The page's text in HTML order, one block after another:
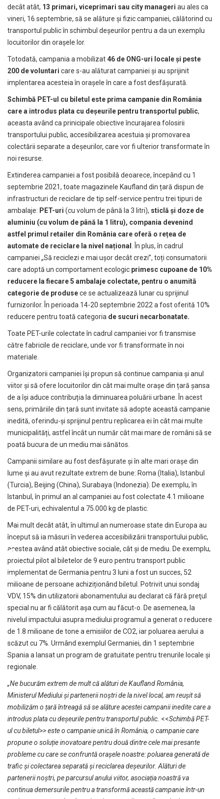
decât atât, 13 primari, viceprimari sau city manageri au ales ca
vineri, 16 septembrie, să se alăture și fizic campaniei, călătorind cu
transportul public în schimbul deșeurilor pentru a da un exemplu
locuitorilor din orașele lor.
Totodată, campania a mobilizat46 de ONG-uri locale și peste
200 de voluntari care s-au alăturat campaniei și au sprijinit
implentarea acesteia în orașele în care a fost desfășurată.
Schimbă PET-ul cu biletul este prima campanie din România
care a introdus plata cu deşeurile pentru transportul public,
aceasta având ca prinicipale obiective încurajarea folosirii
transportului public, accesibilizarea acestuia și promovarea
colectării separate a deșeurilor, care vor fi ulterior transformate în
noi resurse.
Extinderea campaniei a fost posibilă deoarece, începând cu 1
septembrie 2021, toate magazinele Kaufland din țară dispun de
infrastructuri de reciclare de tip self-service pentru trei tipuri de
ambalaje: PET-uri (cu volum de până la 3 litri), sticlă și doze de
aluminiu (cu volum de până la 1 litru), compania devenind
astfel primul retailer din România care oferă o rețea de
automate de reciclare la nivel național . În plus, în cadrul
campaniei „Să reciclezi e mai ușor decât crezi”, toți consumatorii
care adoptă un comportament ecologic primesc cupoane de 10%
reducere la fiecare 5 ambalaje colectate, pentru o anumită
categorie de produsece se actualizează lunar cu sprijinul
furnizorilor. În perioada 14-20 septembrie 2022 a fost oferită 10%
reducere pentru toată categoria de sucuri necarbonatate.
Toate PET-urile colectate în cadrul campaniei vor fi transmise
către fabricile de reciclare, unde vor fi transformate în noi
materiale.
Organizatorii campaniei își propun să continue campania și anul
viitor și să ofere locuitorilor din cât mai multe orașe din țară șansa
de a își aduce contribuția la diminuarea poluării urbane. În acest
sens, primăriile din țară sunt invitate să adopte această campanie
inedită, oferindu-și sprijinul pentru replicarea ei în cât mai multe
municipalități, astfel încât un număr cât mai mare de români să se
poată bucura de un mediu mai sănătos.
Campanii similare au fost desfășurate și în alte mari orașe din
lume și au avut rezultate extrem de bune: Roma (Italia), Istanbul
(Turcia), Beijing (China), Surabaya (Indonezia). De exemplu, în
Istanbul, în primul an al campaniei au fost colectate 4.1 milioane
de PET-uri, echivalentul a 75.000 kg de plastic.
Mai mult decât atât, în ultimul an numeroase state din Europa au
început să ia măsuri în vederea accesibilizării transportului public,
acestea având atât obiective sociale, cât și de mediu. De exemplu,
proiectul pilot al biletelor de 9 euro pentru transport public
implementat de Germania pentru 3 luni a fost un succes, 52
milioane de persoane achiziționând biletul. Potrivit unui sondaj
VDV, 15% din utilizatorii abonamentului au declarat că fără preţul
special nu ar fi călătorit aşa cum au făcut-o. De asemenea, la
nivelul impactului asupra mediului programul a generat o reducere
de 1.8 milioane de tone a emisiilor de CO2, iar poluarea aerului a
scăzut cu 7%. Urmând exemplul Germaniei, din 1 septembrie
Spania a lansat un program de gratuitate pentru trenurile locale și
regionale.
„Ne bucurăm extrem de mult că alături de Kaufland România,
Ministerul Mediului și partenerii noștri de la nivel local, am reușit să
mobilizăm o țară întreagă să se alăture acestei campanii ineditecare a
introdus plata cu deşeurile pentru transportul public. <<Schimbă PET-
ul cu biletul>> este o campanie unică în România, o campanie care
propune o soluție inovatoare pentru două dintre cele mai presante
probleme cu care se confruntă orașele noastre: poluarea generată de
trafic și colectarea separată și reciclarea deșeurilor. Alături de
partenerii noștri, pe parcursul anului viitor, asociația noastră va
continua demersurile pentru a transformă această campanie într-un